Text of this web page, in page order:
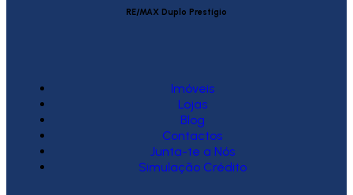
RE/MAX Duplo Prestígio
Imóveis
Lojas
Blog
Contactos
Junta-te a Nós
Simulação Crédito